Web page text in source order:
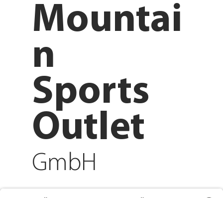
Mountai
n
Sports
Outlet
GmbH